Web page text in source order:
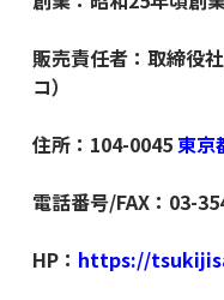
販売責任者：取締役
コ）
住所：104-0045東京
電話番号/FAX：03-
HP： https://